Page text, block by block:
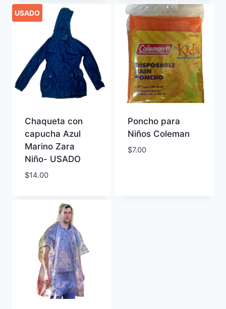
USADO
Chaqueta con
capucha Azul
Marino Zara
Niño- USADO
$14.00
Poncho para
Niños Coleman
$7.00